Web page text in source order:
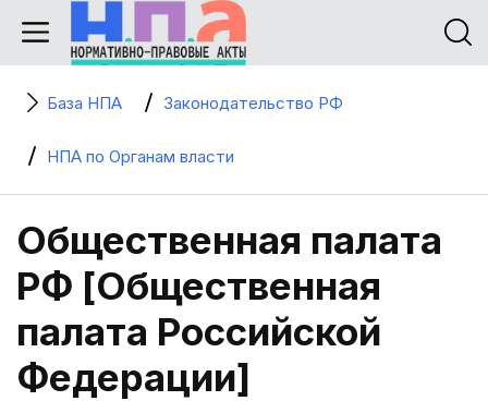
База НПА Законодательство РФ
НПА по Органам власти
Общественная палата
РФ [Общественная
палата Российской
Федерации]